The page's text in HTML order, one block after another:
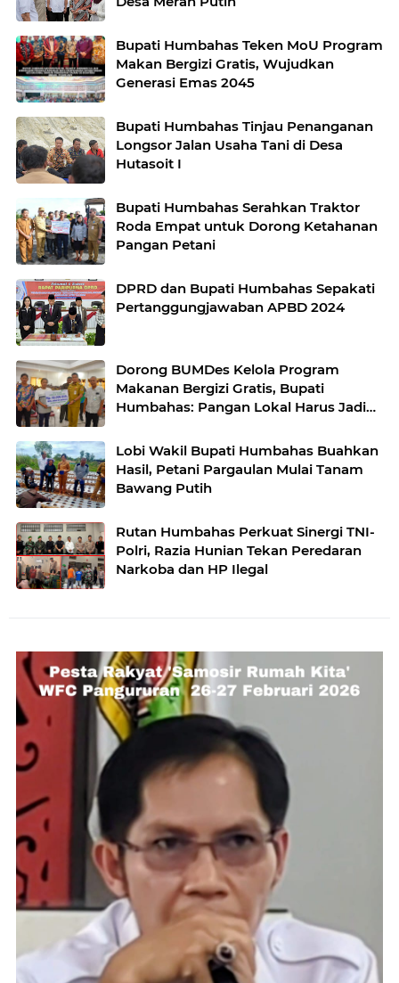
Bupati Humbahas Teken MoU Program
Makan Bergizi Gratis, Wujudkan
Generasi Emas 2045
Bupati Humbahas Tinjau Penanganan
Longsor Jalan Usaha Tani di Desa
Hutasoit I
Bupati Humbahas Serahkan Traktor
Roda Empat untuk Dorong Ketahanan
Pangan Petani
DPRD dan Bupati Humbahas Sepakati
Pertanggungjawaban APBD 2024
Dorong BUMDes Kelola Program
Makanan Bergizi Gratis, Bupati
Humbahas: Pangan Lokal Harus Jadi
Lobi Wakil Bupati Humbahas Buahkan
Hasil, Petani Pargaulan Mulai Tanam
Bawang Putih
Rutan Humbahas Perkuat Sinergi TNI-
Polri, Razia Hunian Tekan Peredaran
Narkoba dan HP Ilegal